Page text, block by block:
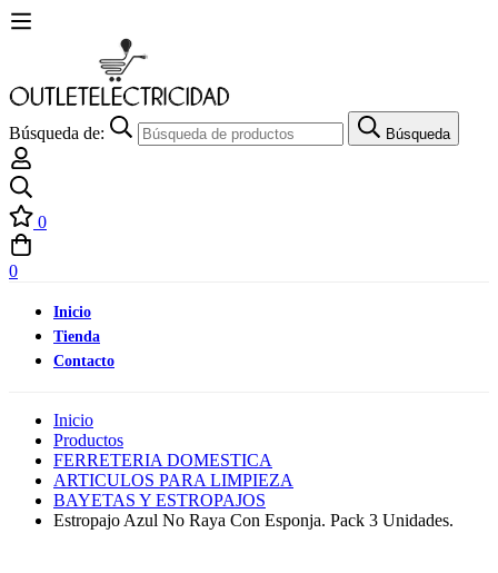
Búsqueda de: Búsqueda
0
0
Inicio
Tienda
Contacto
Inicio
Productos
FERRETERIA DOMESTICA
ARTICULOS PARA LIMPIEZA
BAYETAS Y ESTROPAJOS
Estropajo Azul No Raya Con Esponja. Pack 3 Unidades.